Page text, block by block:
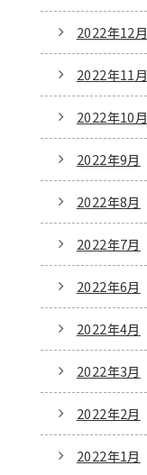
2022年12月
2022年11月
2022年10月
2022年9月
2022年8月
2022年7月
2022年6月
2022年4月
2022年3月
2022年2月
2022年1月